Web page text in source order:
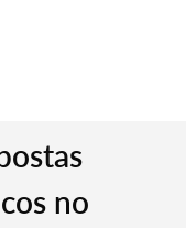
no